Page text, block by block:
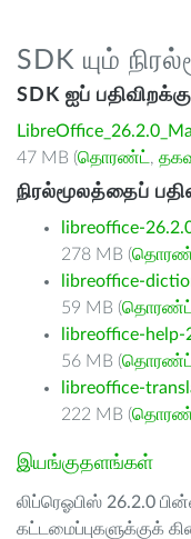
SDK யும்
SDK ஐப் பதிவிறக்கு
47 MB (தொரண்ட் ,
நிரல்மூலத்தைப்
libreoffice-
278 MB (
libreoffice-
59 MB (தொரண்ட்
libreoffice-help-
56 MB (தொரண்ட்
libreoffice-
222 MB (
இயங்குதளங்கள்
லிப்ரெஓபிஸ் 26.2.0
கட்டமைப்புகளுக்குக்